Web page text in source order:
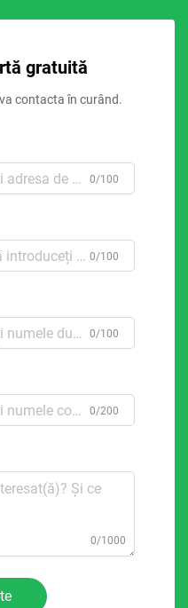
gratuită
contacta în curând.
0/100
0/100
0/100
0/200
0/1000